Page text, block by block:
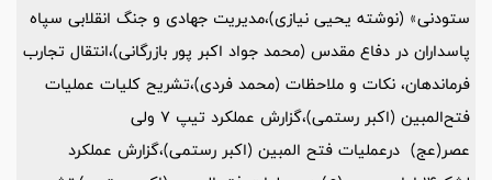
ستودنی» (نوشته یحیی نیازی)،مدیریت جهادی و جنگ انقلابی سپاه
پاسداران در دفاع مقدس (محمد جواد اکبر پور بازرگانی)،انتقال تجارب
فرماندهان، نکات و ملاحظات (محمد فردی)،تشریح کلیات عملیات
فتح‌المبین (اکبر رستمی)،گزارش عملکرد تیپ 7 ولی
عصر(عج) درعملیات فتح المبین (اکبر رستمی)،گزارش عملکرد